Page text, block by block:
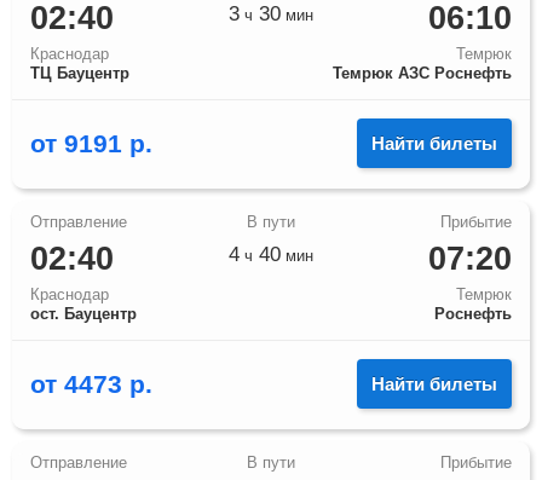
02:40
Краснодар
ТЦ Бауцентр
06:10
Темрюк
Темрюк АЗС Роснефть
3 ч 30 мин
от 9191 р. Найти билеты
02:40
Краснодар
ост. Бауцентр
07:20
Темрюк
Роснефть
4 ч 40 мин
от 4473 р. Найти билеты